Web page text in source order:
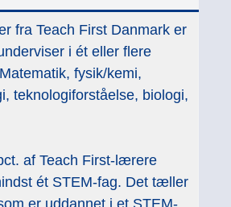
fra Teach First Danmark er
i ét eller flere
fysik/kemi,
teknologiforståelse, biologi,
af Teach First-lærere
ét STEM-fag. Det tæller
er uddannet i et STEM-